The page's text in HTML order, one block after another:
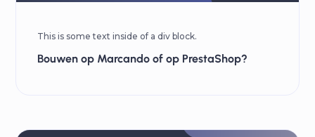
This is some text inside of a div block.
Bouwen op Marcando of op PrestaShop?